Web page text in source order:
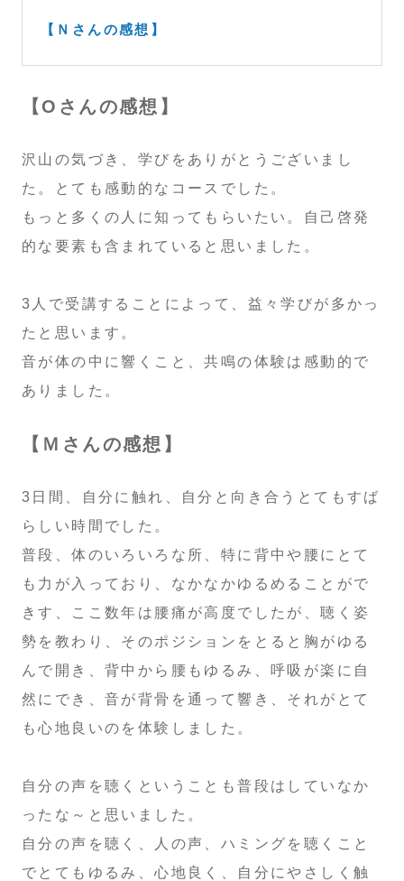
【Ｎさんの感想】
【Oさんの感想】
沢山の気づき、学びをありがとうございまし
た。とても感動的なコースでした。
もっと多くの人に知ってもらいたい。自己啓発
的な要素も含まれていると思いました。
3人で受講することによって、益々学びが多かっ
たと思います。
音が体の中に響くこと、共鳴の体験は感動的で
ありました。
【Ｍさんの感想】
3日間、自分に触れ、自分と向き合うとてもすば
らしい時間でした。
普段、体のいろいろな所、特に背中や腰にとて
も力が入っており、なかなかゆるめることがで
きす、ここ数年は腰痛が高度でしたが、聴く姿
勢を教わり、そのポジションをとると胸がゆる
んで開き、背中から腰もゆるみ、呼吸が楽に自
然にでき、音が背骨を通って響き、それがとて
も心地良いのを体験しました。
自分の声を聴くということも普段はしていなか
ったな～と思いました。
自分の声を聴く、人の声、ハミングを聴くこと
でとてもゆるみ、心地良く、自分にやさしく触